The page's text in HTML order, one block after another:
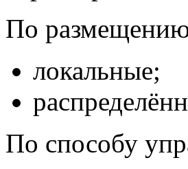
По
локальные;
По способу